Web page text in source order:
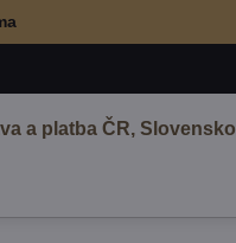
a platba ČR, Slovensko